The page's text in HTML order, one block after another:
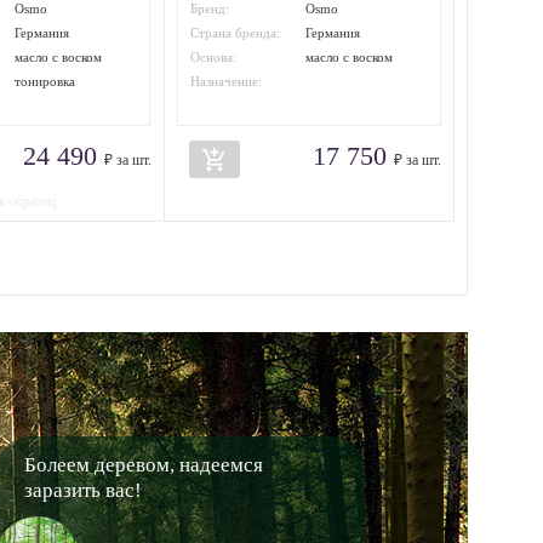
Osmo
Германия
масло с воском
тонировка
24 490 ₽ за шт.
Бренд:
Osmo
Страна бренда:
Германия
Основа:
масло с воском
Назначение:
add_shopping_cart 17 750 ₽ за шт.
Болеем деревом, надеемся
заразить вас!